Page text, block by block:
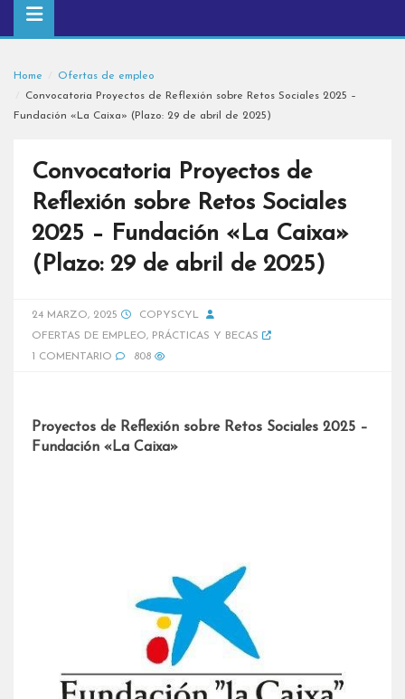
Home
Ofertas de empleo
Convocatoria Proyectos de Reflexión sobre Retos Sociales 2025 –
Fundación «La Caixa» (Plazo: 29 de abril de 2025)
Convocatoria Proyectos de
Reflexión sobre Retos Sociales
2025 – Fundación «La Caixa»
(Plazo: 29 de abril de 2025)
24 MARZO, 2025
COPYSCYL
OFERTAS DE EMPLEO, PRÁCTICAS Y BECAS
1 COMENTARIO
808
Proyectos de Reflexión sobre Retos Sociales 2025 –
Fundación «La Caixa»